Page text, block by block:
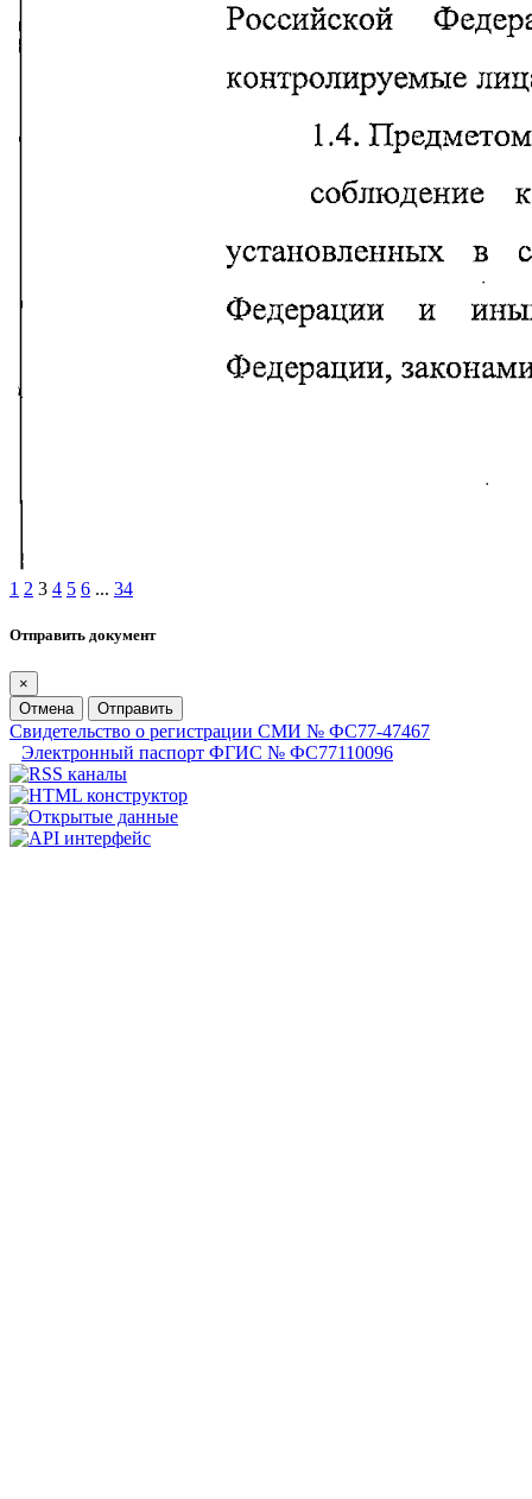
1 2 3 4 5 6 ... 34
Отправить документ
×
Отмена
Отправить
Свидетельство о регистрации СМИ № ФС77-47467
Электронный паспорт ФГИС № ФС77110096